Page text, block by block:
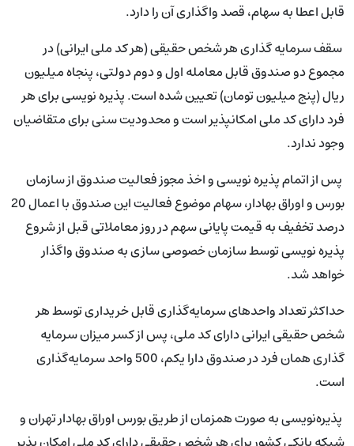
قابل اعطا به سهام، قصد واگذاری آن را دارد.
سقف سرمایه­ گذاری هر شخص حقیقی (هر کد ملی ایرانی) در
مجموع دو صندوق قابل معامله اول و دوم دولتی، پنجاه میلیون
ریال (پنج میلیون تومان) تعیین شده است. پذیره نویسی برای هر
فرد دارای کد ملی امکان­پذیر است و محدودیت سنی برای متقاضیان
وجود ندارد.
پس از اتمام پذیره نویسی و اخذ مجوز فعالیت صندوق از سازمان
بورس و اوراق بهادار، سهام موضوع فعالیت این صندوق با اعمال 20
درصد تخفیف به قیمت پایانی سهم در روز معاملاتی قبل از شروع
پذیره ­نویسی توسط سازمان خصوصی سازی به صندوق واگذار
خواهد شد.
حداکثر تعداد واحد‌های سرمایه‌گذاری قابل خریداری توسط هر
شخص حقیقی ایرانی دارای کد ملی، پس از کسر میزان سرمایه
گذاری همان فرد در صندوق دارا یکم، 500 واحد سرمایه‌گذاری
است.
پذیره‌نویسی به صورت همزمان از طریق بورس اوراق بهادار تهران و